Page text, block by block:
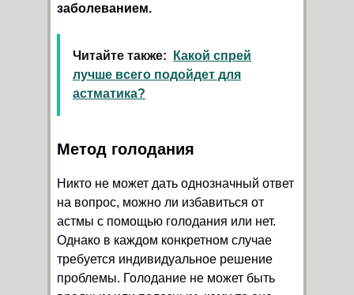
заболеванием.
Читайте также:
Какой спрей
лучше всего подойдет для
астматика?
Метод голодания
Никто не может дать однозначный ответ
на вопрос, можно ли избавиться от
астмы с помощью голодания или нет.
Однако в каждом конкретном случае
требуется индивидуальное решение
проблемы. Голодание не может быть